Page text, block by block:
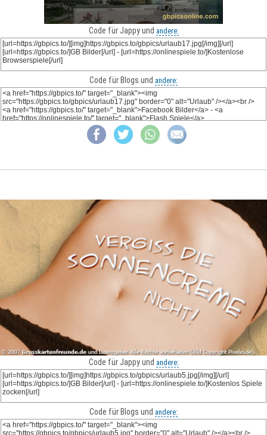
Code für Jappy und andere:
Code für Blogs und andere:
Code für Jappy und andere:
Code für Blogs und andere: